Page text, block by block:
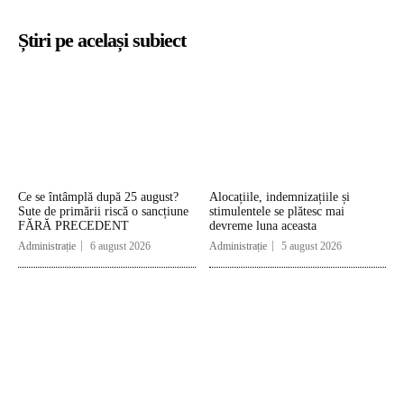
Știri pe același subiect
Ce se întâmplă după 25 august?
Sute de primării riscă o sancțiune
FĂRĂ PRECEDENT
Administrație 6 august 2026
Alocațiile, indemnizațiile și
stimulentele se plătesc mai
devreme luna aceasta
Administrație 5 august 2026